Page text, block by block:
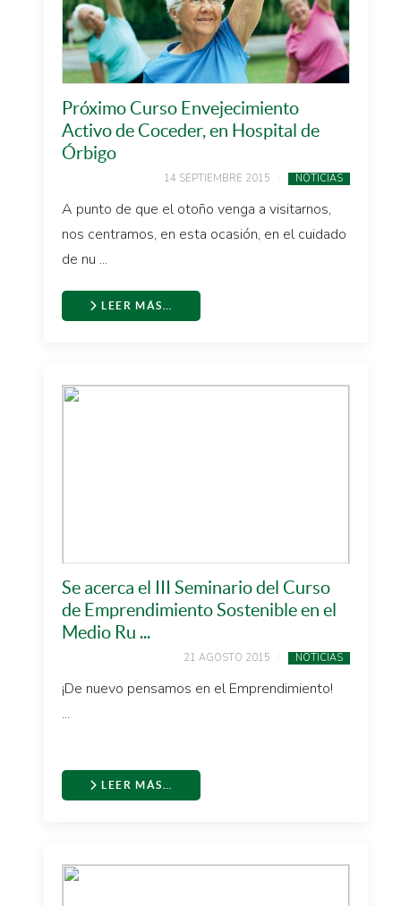
Próximo Curso Envejecimiento
Activo de Coceder, en Hospital de
Órbigo
14 SEPTIEMBRE 2015 NOTICIAS
A punto de que el otoño venga a visitarnos,
nos centramos, en esta ocasión, en el cuidado
de nu ...
LEER MÁS…
Se acerca el III Seminario del Curso
de Emprendimiento Sostenible en el
Medio Ru ...
21 AGOSTO 2015 NOTICIAS
¡De nuevo pensamos en el Emprendimiento!
...
LEER MÁS…